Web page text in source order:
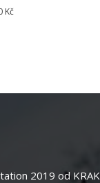
Kč
2019 od